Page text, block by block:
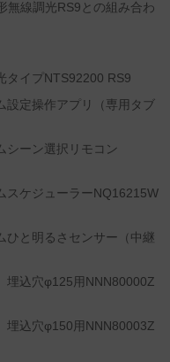
線調光RS9との組み合わ
タイプNTS92200 RS9
設定操作アプリ（専用タブ
シーン選択リモコン
スケジューラーNQ16215W
ひと明るさセンサー（中継
埋込穴φ125用NNN80000Z
埋込穴φ150用NNN80003Z